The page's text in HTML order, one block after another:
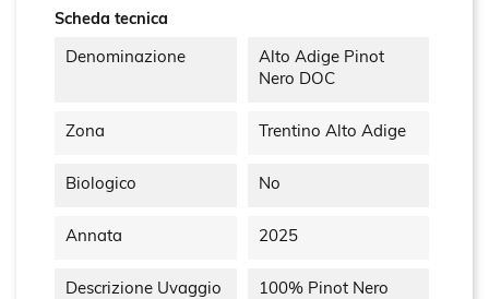
Scheda tecnica
Denominazione
Alto Adige Pinot
Nero DOC
Zona Trentino Alto Adige
Biologico No
Annata 2025
Descrizione Uvaggio 100% Pinot Nero